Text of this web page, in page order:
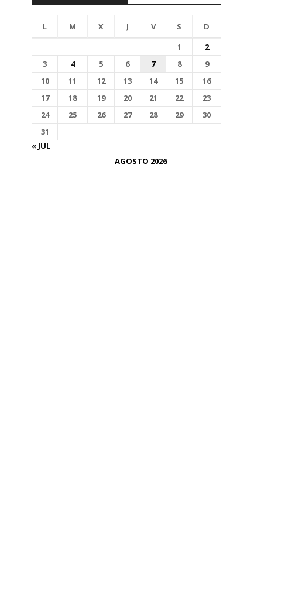
AGOSTO 2026
L M X J V S
D
1
2
3
4 5 6 7 8
9
10
11 12 13 14 15
16
17
18 19 20 21 22
23
24
25 26 27 28 29
30
31
« JUL